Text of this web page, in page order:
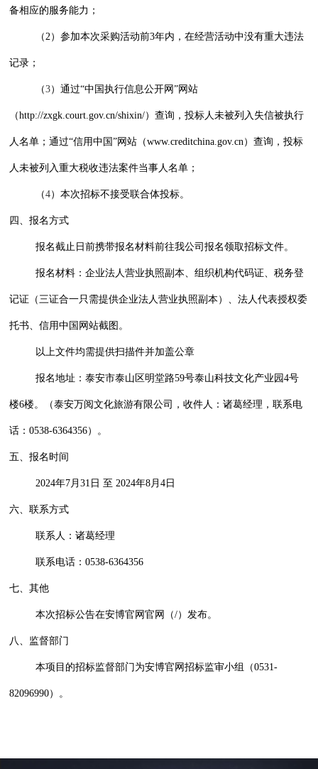
备相应的服务能力；
（2）参加本次采购活动前3年内，在经营活动中没有重大违法
记录；
（3）通过“中国执行信息公开网”网站
（http://zxgk.court.gov.cn/shixin/）查询，投标人未被列入失信被执行
人名单；通过“信用中国”网站（www.creditchina.gov.cn）查询，投标
人未被列入重大税收违法案件当事人名单；
（4）本次招标不接受联合体投标。
四、报名方式
报名截止日前携带报名材料前往我公司报名领取招标文件。
报名材料：企业法人营业执照副本、组织机构代码证、税务登
记证（三证合一只需提供企业法人营业执照副本）、法人代表授权委
托书、信用中国网站截图。
以上文件均需提供扫描件并加盖公章
报名地址：泰安市泰山区明堂路59号泰山科技文化产业园4号
楼6楼。（泰安万阅文化旅游有限公司，收件人：诸葛经理，联系电
话：0538-6364356）。
五、报名时间
2024年7月31日 至 2024年8月4日
六、联系方式
联系人：诸葛经理
联系电话：0538-6364356
七、其他
本次招标公告在安博官网官网（/）发布。
八、监督部门
本项目的招标监督部门为安博官网招标监审小组（0531-
82096990）。